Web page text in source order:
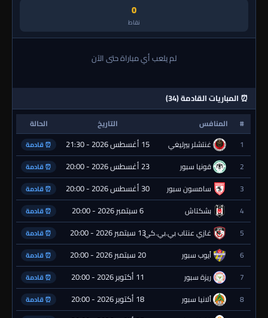
0
نقاط
لم يلعب أي مباراة حتى الآن
⏰ المباريات القادمة (34)
# المنافس التاريخ
الحالة
1
غنتشلر بيرليغي 15 أغسطس 2026 - 21:30 ⏰ قادمة
2 قونيا سبور 23 أغسطس 2026 - 20:00 ⏰ قادمة
3 سامسون سبور 30 أغسطس 2026 - 20:00 ⏰ قادمة
4 بشكتاش 6 سبتمبر 2026 - 20:00 ⏰ قادمة
5 غازي عنتاب بي.بي.كي.13 سبتمبر 2026 - 20:00 ⏰ قادمة
6 أيوب سبور 20 سبتمبر 2026 - 20:00 ⏰ قادمة
7 ريزة سبور 11 أكتوبر 2026 - 20:00 ⏰ قادمة
8 ألانيا سبور 18 أكتوبر 2026 - 20:00 ⏰ قادمة